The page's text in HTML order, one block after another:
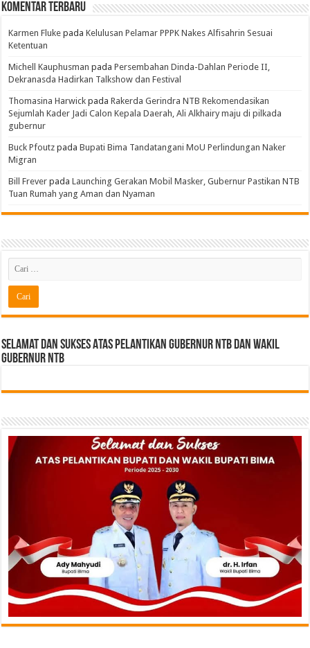
Komentar Terbaru
Karmen Fluke padaKelulusan Pelamar PPPK Nakes Alfisahrin Sesuai
Ketentuan
Michell Kauphusman padaPersembahan Dinda-Dahlan Periode II,
Dekranasda Hadirkan Talkshow dan Festival
Thomasina Harwick padaRakerda Gerindra NTB Rekomendasikan
Sejumlah Kader Jadi Calon Kepala Daerah, Ali Alkhairy maju di pilkada
gubernur
Buck Pfoutz padaBupati Bima Tandatangani MoU Perlindungan Naker
Migran
Bill Frever padaLaunching Gerakan Mobil Masker, Gubernur Pastikan NTB
Tuan Rumah yang Aman dan Nyaman
Selamat dan sukses Atas pelantikan Gubernur NTB Dan Wakil
gubernur NTB